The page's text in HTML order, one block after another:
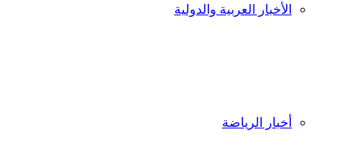
الأخبار العربية والدولية
أخبار الرياضة